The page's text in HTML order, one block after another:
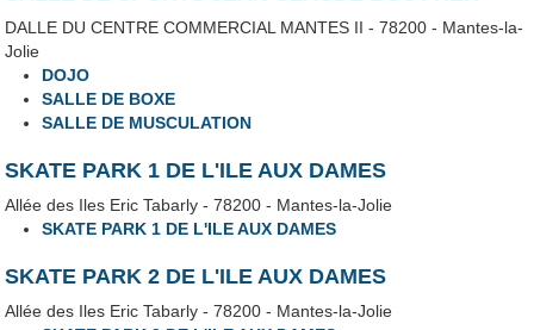
DALLE DU CENTRE COMMERCIAL MANTES II - 78200 - Mantes-la-
Jolie
DOJO
SALLE DE BOXE
SALLE DE MUSCULATION
SKATE PARK 1 DE L'ILE AUX DAMES
Allée des Iles Eric Tabarly - 78200 - Mantes-la-Jolie
SKATE PARK 1 DE L'ILE AUX DAMES
SKATE PARK 2 DE L'ILE AUX DAMES
Allée des Iles Eric Tabarly - 78200 - Mantes-la-Jolie